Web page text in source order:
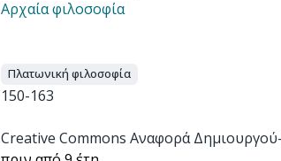
Αρχαία φιλοσοφία
Πλατωνική φιλοσοφία
150-163
Creative Commons Αναφορά